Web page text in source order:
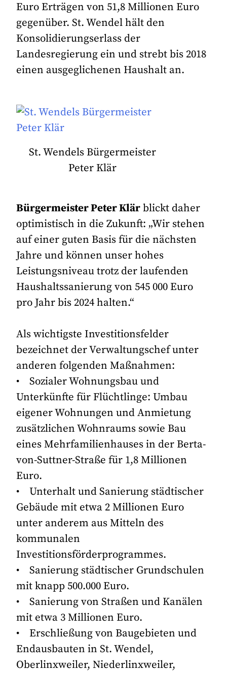
Euro Erträgen von 51,8 Millionen Euro
gegenüber. St. Wendel hält den
Konsolidierungserlass der
Landesregierung ein und strebt bis 2018
einen ausgeglichenen Haushalt an.
St. Wendels Bürgermeister
Peter Klär
Bürgermeister Peter Klärblickt daher
optimistisch in die Zukunft: „Wir stehen
auf einer guten Basis für die nächsten
Jahre und können unser hohes
Leistungsniveau trotz der laufenden
Haushaltssanierung von 545 000 Euro
pro Jahr bis 2024 halten.“
Als wichtigste Investitionsfelder
bezeichnet der Verwaltungschef unter
anderen folgenden Maßnahmen:
• Sozialer Wohnungsbau und
Unterkünfte für Flüchtlinge: Umbau
eigener Wohnungen und Anmietung
zusätzlichen Wohnraums sowie Bau
eines Mehrfamilienhauses in der Berta-
von-Suttner-Straße für 1,8 Millionen
Euro.
• Unterhalt und Sanierung städtischer
Gebäude mit etwa 2 Millionen Euro
unter anderem aus Mitteln des
kommunalen
Investitionsförderprogrammes.
• Sanierung städtischer Grundschulen
mit knapp 500.000 Euro.
• Sanierung von Straßen und Kanälen
mit etwa 3 Millionen Euro.
• Erschließung von Baugebieten und
Endausbauten in St. Wendel,
Oberlinxweiler, Niederlinxweiler,